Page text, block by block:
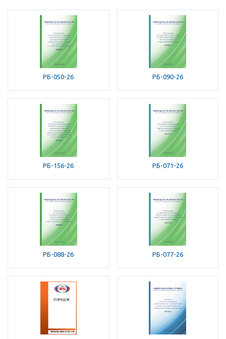
РБ-050-26 РБ-090-26
РБ-156-26 РБ-071-26
РБ-088-26 РБ-077-26